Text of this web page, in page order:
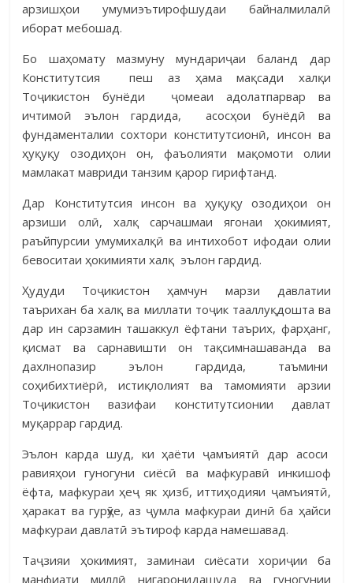
арзишҳои уму­миэъ­тирофшудаи байналмилалӣ
иборат мебошад.
Бо шаҳомату мазмуну мундариҷаи баланд дар
Конститутсия пеш аз ҳама мақсади халқи
Тоҷикистон бунёди ҷомеаи адолатпарвар ва
ичтимоӣ эълон гардида, асосҳои бунёдӣ ва
фундаменталии сохтори конс­титутсионӣ, инсон ва
ҳуқуқу озодиҳон он, фаъолияти мақомоти олии
мамлакат мавриди танзим қарор гирифтанд.
Дар Конститутсия инсон ва ҳуқуқу озодиҳои он
арзиши олӣ, халқ сарчашмаи яго­наи ҳокимият,
раъйпурсии умумихалқӣ ва интихобот ифо­даи олии
бево­ситаи ҳокимияти халқ эълон гардид.
Ҳудуди Тоҷикистон ҳамчун марзи давлатии
таърихан ба халқ ва миллати тоҷик тааллуқдошта ва
дар ин сарзамин ташаккул ёфтани таъ­рих, фар­ҳанг,
қисмат ва сарнавишти он тақсимнашаванда ва
дахлно­па­зир эълон гардида, таъмини
соҳибихтиёрӣ, истиқлолият ва тамо­ми­яти ар­зии
Тоҷикистон вазифаи конститутсионии давлат
муқаррар гар­дид.
Эълон карда шуд, ки ҳаёти ҷамъиятӣ дар асоси
равияҳои гуно­гуни сиёсӣ ва мафкуравӣ инкишоф
ёфта, мафкураи ҳеҷ як ҳизб, ит­ти­ҳо­дияи ҷамъиятӣ,
ҳаракат ва гурӯҳе, аз ҷумла мафкураи динӣ ба ҳайси
мафкураи давлатӣ эъти­роф карда намешавад.
Таҷзияи ҳокимият, заминаи сиёсати хориҷии ба
манфиати миллӣ нигаронидашуда ва гуногунии